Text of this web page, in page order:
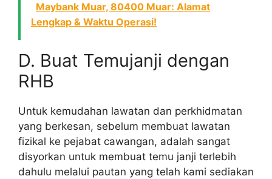
Maybank Muar, 80400 Muar: Alamat
Lengkap & Waktu Operasi!
D. Buat Temujanji dengan
RHB
Untuk kemudahan lawatan dan perkhidmatan
yang berkesan, sebelum membuat lawatan
fizikal ke pejabat cawangan, adalah sangat
disyorkan untuk membuat temu janji terlebih
dahulu melalui pautan yang telah kami sediakan